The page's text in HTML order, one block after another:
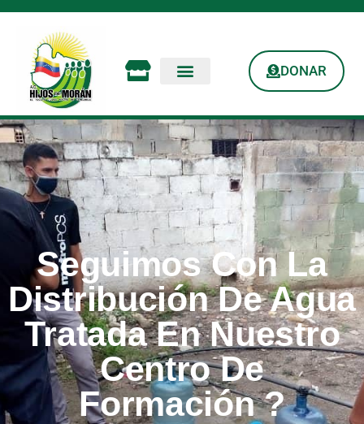
DONAR
Seguimos Con La
Distribución De Agua
Tratada En Nuestro
Centro De
Formación ?